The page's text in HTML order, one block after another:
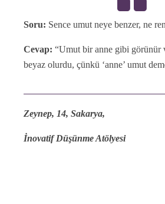
Soru: Sence umut neye benzer, ne
Cevap: “Umut bir anne gibi görünür
beyaz olurdu, çünkü ‘anne’ umut
Zeynep, 14, Sakarya,
İnovatif Düşünme Atölyesi